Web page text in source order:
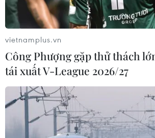
vietnamplus.vn
Công Phượng gặp thử thách
tái xuất V-League 2026/27